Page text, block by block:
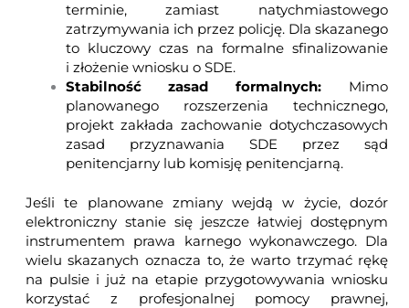
terminie, zamiast natychmiastowego
zatrzymywania ich przez policję. Dla skazanego
to kluczowy czas na formalne sfinalizowanie
i złożenie wniosku o SDE.
Stabilność zasad formalnych: Mimo
planowanego rozszerzenia technicznego,
projekt zakłada zachowanie dotychczasowych
zasad przyznawania SDE przez sąd
penitencjarny lub komisję penitencjarną.
Jeśli te planowane zmiany wejdą w życie, dozór
elektroniczny stanie się jeszcze łatwiej dostępnym
instrumentem prawa karnego wykonawczego. Dla
wielu skazanych oznacza to, że warto trzymać rękę
na pulsie i już na etapie przygotowywania wniosku
korzystać z profesjonalnej pomocy prawnej,